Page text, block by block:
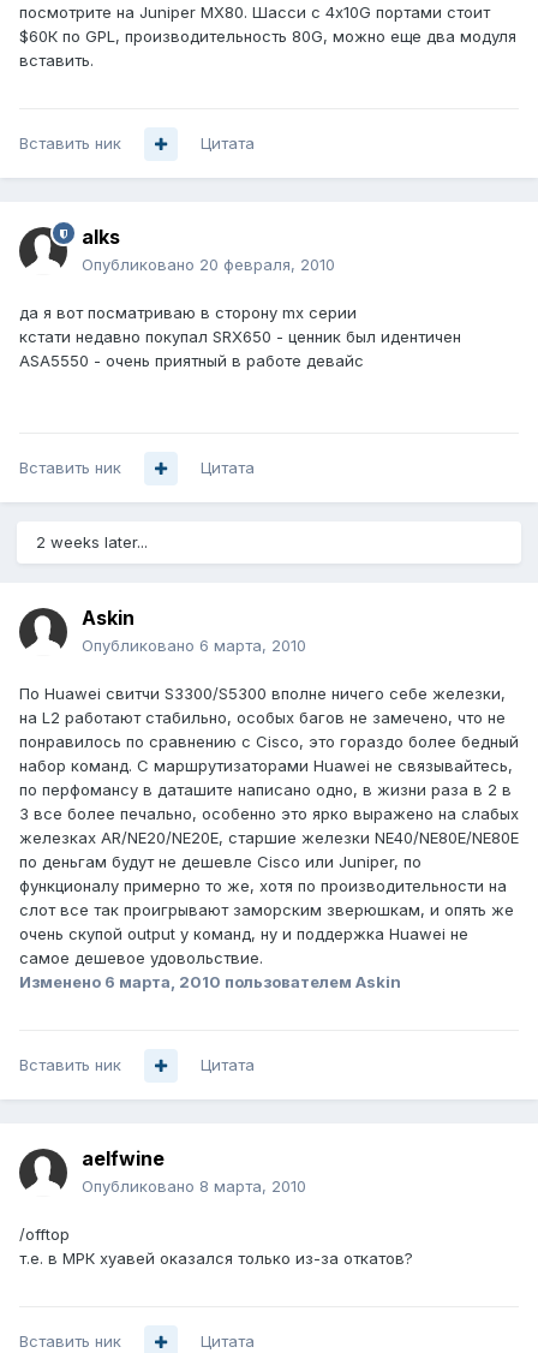
посмотрите на Juniper MX80. Шасси с 4х10G портами стоит
$60К по GPL, производительность 80G, можно еще два модуля
вставить.
Вставить ник Цитата
alks
Опубликовано 20 февраля, 2010
да я вот посматриваю в сторону mx серии
кстати недавно покупал SRX650 - ценник был идентичен
ASA5550 - очень приятный в работе девайс
Вставить ник Цитата
2 weeks later...
Askin
Опубликовано 6 марта, 2010
По Huawei свитчи S3300/S5300 вполне ничего себе железки,
на L2 работают стабильно, особых багов не замечено, что не
понравилось по сравнению с Cisco, это гораздо более бедный
набор команд. С маршрутизаторами Huawei не связывайтесь,
по перфомансу в даташите написано одно, в жизни раза в 2 в
3 все более печально, особенно это ярко выражено на слабых
железках AR/NE20/NE20E, старшие железки NE40/NE80E/NE80E
по деньгам будут не дешевле Cisco или Juniper, по
функционалу примерно то же, хотя по производительности на
слот все так проигрывают заморским зверюшкам, и опять же
очень скупой output у команд, ну и поддержка Huawei не
самое дешевое удовольствие.
Изменено 6 марта, 2010 пользователем Askin
Вставить ник Цитата
aelfwine
Опубликовано 8 марта, 2010
/offtop
т.е. в МРК хуавей оказался только из-за откатов?
Вставить ник Цитата